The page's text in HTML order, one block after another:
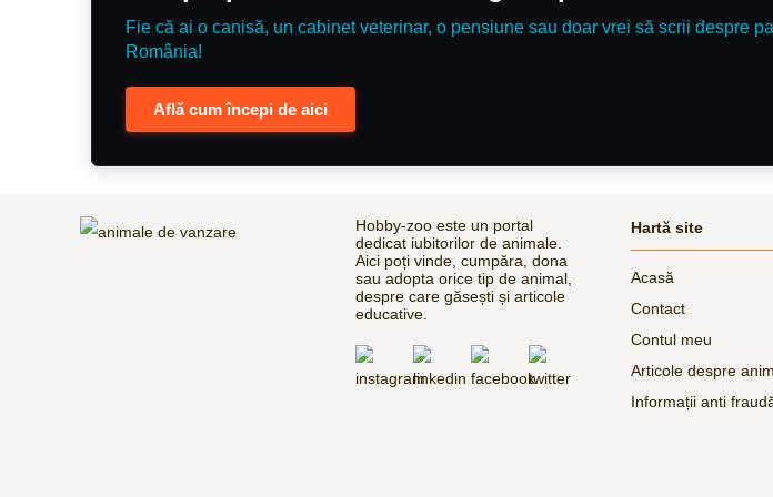
Fie că ai o canisă, un cabinet veterinar, o pensiune sau doar vrei să scrii despre
România!
Află cum începi de aici
Hobby-zoo este un portal
dedicat iubitorilor de animale.
Aici poți vinde, cumpăra, dona
sau adopta orice tip de animal,
despre care găsești și articole
educative.
Hartă site
Acasă
Contact
Contul meu
Articole despre
Informații anti